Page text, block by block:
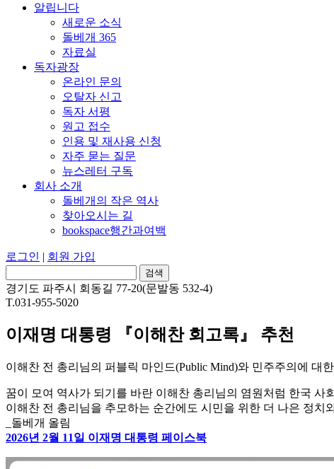
알립니다
새로운 소식
돌베개 365
자료실
독자광장
온라인 문의
오탈자 신고
독자 서평
원고 접수
인용 및 재사용 신청
자주 묻는 질문
뉴스레터 구독
회사 소개
돌베개의 작은 역사
찾아오시는 길
bookspace행간과여백
로그인 | 회원 가입
경기도 파주시 회동길 77-20(문발동 532-4)
T.031-955-5020
이재명 대통령 『이해찬 회고록』 추천
이해찬 전 총리님의 퍼블릭 마인드(Public Mind)와 민주주의에
꿈이 모여 역사가 되기를 바란 이해찬 총리님의 염원처럼 한국
이해찬 전 총리님을 추모하는 순간에도 시민을 위한 더 나은 정
_돌베개 올림
2026년 2월 11일 이재명 대통령 페이스북